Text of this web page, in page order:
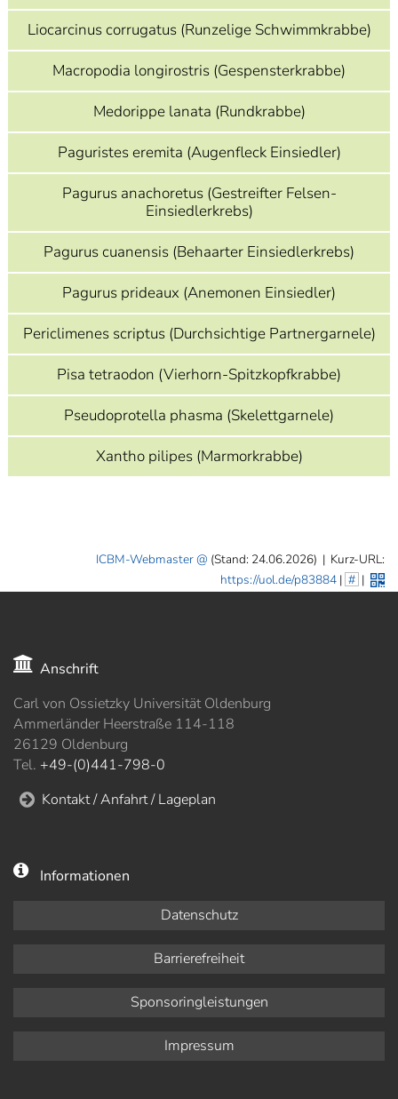
Liocarcinus corrugatus (Runzelige Schwimmkrabbe)
Macropodia longirostris (Gespensterkrabbe)
Medorippe lanata (Rundkrabbe)
Paguristes eremita (Augenfleck Einsiedler)
Pagurus anachoretus (Gestreifter Felsen-
Einsiedlerkrebs)
Pagurus cuanensis (Behaarter Einsiedlerkrebs)
Pagurus prideaux (Anemonen Einsiedler)
Periclimenes scriptus (Durchsichtige Partnergarnele)
Pisa tetraodon (Vierhorn-Spitzkopfkrabbe)
Pseudoprotella phasma (Skelettgarnele)
Xantho pilipes (Marmorkrabbe)
ICBM-Webmaster (Stand: 24.06.2026) | Kurz-URL:
https://uol.de/p83884| # |
Anschrift
Carl von Ossietzky Universität Oldenburg
Ammerländer Heerstraße 114-118
26129 Oldenburg
Tel. +49-(0)441-798-0
Kontakt / Anfahrt / Lageplan
Informationen
Datenschutz
Barrierefreiheit
Sponsoringleistungen
Impressum